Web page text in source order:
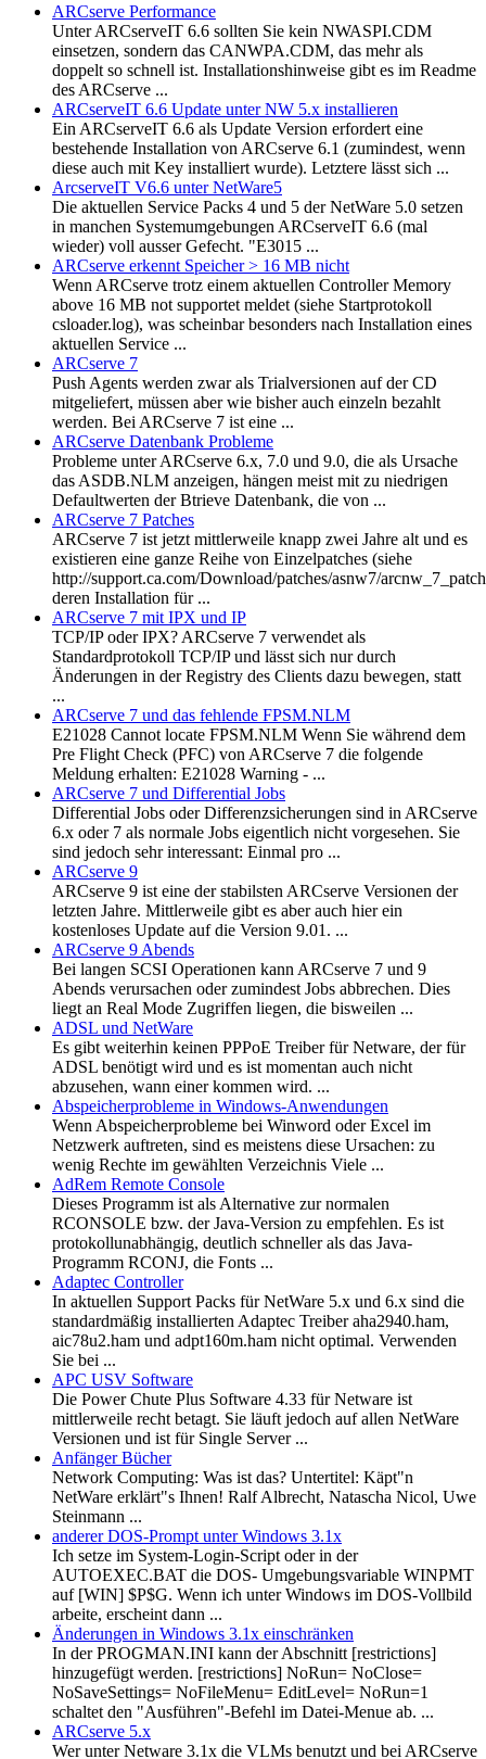
ARCserve Performance
Unter ARCserveIT 6.6 sollten Sie kein NWASPI.CDM
einsetzen, sondern das CANWPA.CDM, das mehr als
doppelt so schnell ist. Installationshinweise gibt es im Readme
des ARCserve ...
ARCserveIT 6.6 Update unter NW 5.x installieren
Ein ARCserveIT 6.6 als Update Version erfordert eine
bestehende Installation von ARCserve 6.1 (zumindest, wenn
diese auch mit Key installiert wurde). Letztere lässt sich ...
ArcserveIT V6.6 unter NetWare5
Die aktuellen Service Packs 4 und 5 der NetWare 5.0 setzen
in manchen Systemumgebungen ARCserveIT 6.6 (mal
wieder) voll ausser Gefecht. "E3015 ...
ARCserve erkennt Speicher > 16 MB nicht
Wenn ARCserve trotz einem aktuellen Controller Memory
above 16 MB not supportet meldet (siehe Startprotokoll
csloader.log), was scheinbar besonders nach Installation eines
aktuellen Service ...
ARCserve 7
Push Agents werden zwar als Trialversionen auf der CD
mitgeliefert, müssen aber wie bisher auch einzeln bezahlt
werden. Bei ARCserve 7 ist eine ...
ARCserve Datenbank Probleme
Probleme unter ARCserve 6.x, 7.0 und 9.0, die als Ursache
das ASDB.NLM anzeigen, hängen meist mit zu niedrigen
Defaultwerten der Btrieve Datenbank, die von ...
ARCserve 7 Patches
ARCserve 7 ist jetzt mittlerweile knapp zwei Jahre alt und es
existieren eine ganze Reihe von Einzelpatches (siehe
http://support.ca.com/Download/patches/asnw7/
deren Installation für ...
ARCserve 7 mit IPX und IP
TCP/IP oder IPX? ARCserve 7 verwendet als
Standardprotokoll TCP/IP und lässt sich nur durch
Änderungen in der Registry des Clients dazu bewegen, statt
...
ARCserve 7 und das fehlende FPSM.NLM
E21028 Cannot locate FPSM.NLM Wenn Sie während dem
Pre Flight Check (PFC) von ARCserve 7 die folgende
Meldung erhalten: E21028 Warning - ...
ARCserve 7 und Differential Jobs
Differential Jobs oder Differenzsicherungen sind in ARCserve
6.x oder 7 als normale Jobs eigentlich nicht vorgesehen. Sie
sind jedoch sehr interessant: Einmal pro ...
ARCserve 9
ARCserve 9 ist eine der stabilsten ARCserve Versionen der
letzten Jahre. Mittlerweile gibt es aber auch hier ein
kostenloses Update auf die Version 9.01. ...
ARCserve 9 Abends
Bei langen SCSI Operationen kann ARCserve 7 und 9
Abends verursachen oder zumindest Jobs abbrechen. Dies
liegt an Real Mode Zugriffen liegen, die bisweilen ...
ADSL und NetWare
Es gibt weiterhin keinen PPPoE Treiber für Netware, der für
ADSL benötigt wird und es ist momentan auch nicht
abzusehen, wann einer kommen wird. ...
Abspeicherprobleme in Windows-Anwendungen
Wenn Abspeicherprobleme bei Winword oder Excel im
Netzwerk auftreten, sind es meistens diese Ursachen: zu
wenig Rechte im gewählten Verzeichnis Viele ...
AdRem Remote Console
Dieses Programm ist als Alternative zur normalen
RCONSOLE bzw. der Java-Version zu empfehlen. Es ist
protokollunabhängig, deutlich schneller als das Java-
Programm RCONJ, die Fonts ...
Adaptec Controller
In aktuellen Support Packs für NetWare 5.x und 6.x sind die
standardmäßig installierten Adaptec Treiber aha2940.ham,
aic78u2.ham und adpt160m.ham nicht optimal. Verwenden
Sie bei ...
APC USV Software
Die Power Chute Plus Software 4.33 für Netware ist
mittlerweile recht betagt. Sie läuft jedoch auf allen NetWare
Versionen und ist für Single Server ...
Anfänger Bücher
Network Computing: Was ist das? Untertitel: Käpt"n
NetWare erklärt"s Ihnen! Ralf Albrecht, Natascha Nicol, Uwe
Steinmann ...
anderer DOS-Prompt unter Windows 3.1x
Ich setze im System-Login-Script oder in der
AUTOEXEC.BAT die DOS- Umgebungsvariable WINPMT
auf [WIN] $P$G. Wenn ich unter Windows im DOS-Vollbild
arbeite, erscheint dann ...
Änderungen in Windows 3.1x einschränken
In der PROGMAN.INI kann der Abschnitt [restrictions]
hinzugefügt werden. [restrictions] NoRun= NoClose=
NoSaveSettings= NoFileMenu= EditLevel= NoRun=1
schaltet den "Ausführen"-Befehl im Datei-Menue ab. ...
ARCserve 5.x
Wer unter Netware 3.1x die VLMs benutzt und bei ARCserve